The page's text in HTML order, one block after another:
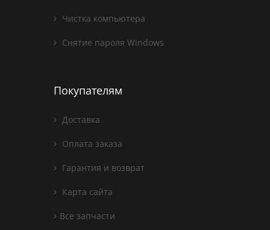
Чистка компьютера
Снятие пароля Windows
Покупателям
Доставка
Оплата заказа
Гарантия и возврат
Карта сайта
Все запчасти